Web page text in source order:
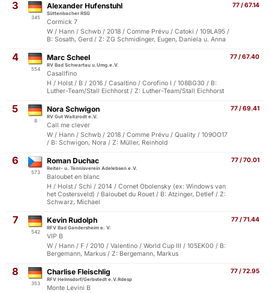
3
345
77 / 67.14
Alexander Hufenstuhl
Süttenbacher RSG
Cormick 7
W / Hann / Schwb / 2018 / Comme Prévu / Catoki / 109LA95 /
B: Sosath, Gerd / Z: ZG Schmidinger, Eugen, Daniela u. Anna
4
554
77 / 67.40
Marc Scheel
RV Bad Schwartau u.Umg.e.V.
Casallfino
H / Holst / B / 2016 / Casaltino / Corofino I / 108BG30 / B:
Luther-Team/Stall Eichhorst / Z: Luther-Team/Stall Eichhorst
5
8
77 / 69.41
Nora Schwigon
RV Gut Waitzrodt e.V.
Call me clever
W / Hann / Schwb / 2018 / Comme Prévu / Quality / 109OO17
/ B: Schwigon, Nora / Z: Müller, Reinhold
6
573
77 / 70.01
Roman Duchac
Reiter- u. Tennisverein Adelebsen e.V.
Baloubet en blanc
H / Holst / Schi / 2014 / Cornet Obolensky (ex: Windows van
het Costersveld) / Baloubet du Rouet / B: Atzinger, Detlef / Z:
Schwarz, Michael
7
542
77 / 71.44
Kevin Rudolph
RFV Bad Gandersheim e. V.
VIP B
W / Hann / F / 2010 / Valentino / World Cup III / 105EK00 / B:
Bergemann, Markus / Z: Bergemann, Markus
8
353
77 / 72.95
Charlise Fleischlig
RFV Helmsdorf/Gerbstedt e.V.Rdesp
Monte Levini B